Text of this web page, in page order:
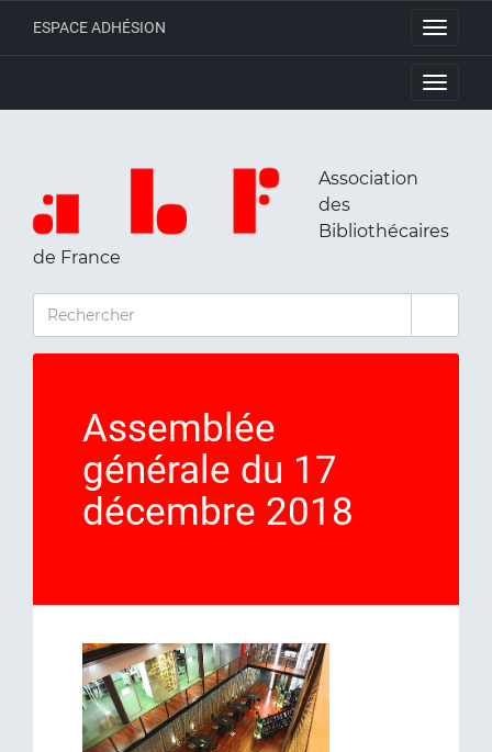
Toggle
ESPACE ADHÉSION
Toggle
Association
des
Bibliothécaires
de France
RECHERCHER
Assemblée
générale du 17
décembre 2018